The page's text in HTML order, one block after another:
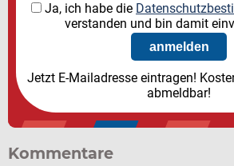
Ja, ich habe die
verstanden und bin damit
Jetzt E-Mailadresse eintragen!
abmeldbar!
Kommentare